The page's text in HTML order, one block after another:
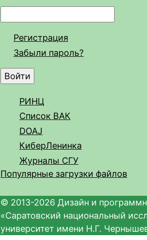
Регистрация
Забыли пароль?
РИНЦ
Список ВАК
DOAJ
КиберЛенинка
Журналы СГУ
Популярные загрузки файлов
© 2013-2026 Дизайн и
«Саратовский национальный
университет имени Н.Г.